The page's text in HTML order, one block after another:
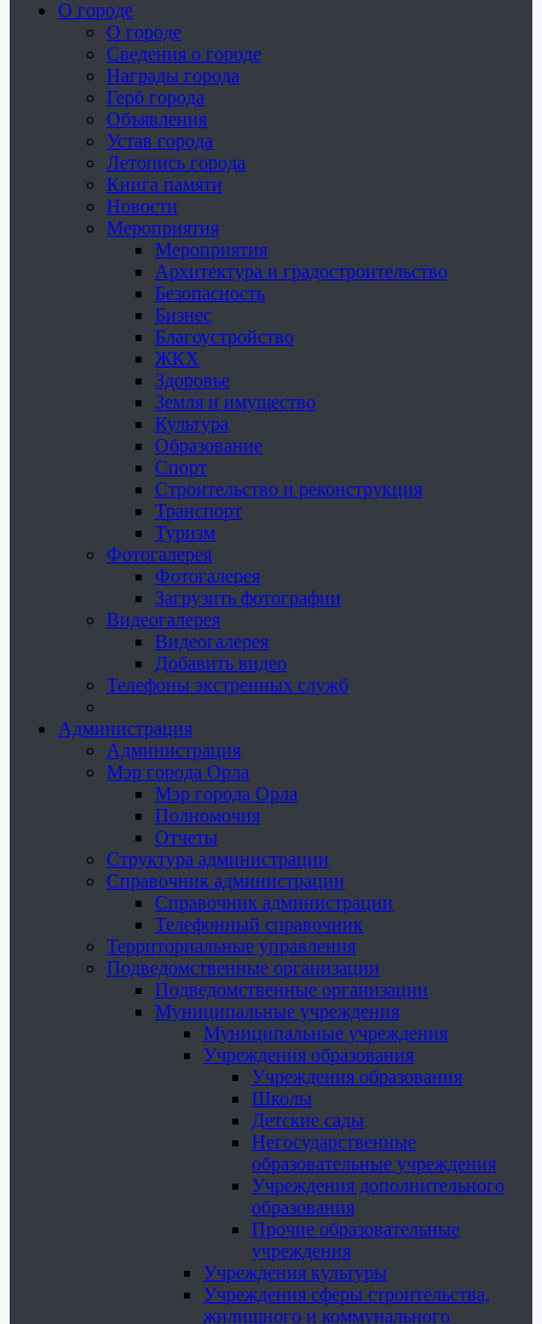
О городе
О городе
Сведения о городе
Награды города
Герб города
Объявления
Устав города
Летопись города
Книга памяти
Новости
Мероприятия
Мероприятия
Архитектура и градостроительство
Безопасность
Бизнес
Благоустройство
ЖКХ
Здоровье
Земля и имущество
Культура
Образование
Спорт
Строительство и реконструкция
Транспорт
Туризм
Фотогалерея
Фотогалерея
Загрузить фотографии
Видеогалерея
Видеогалерея
Добавить видео
Телефоны экстренных служб
Администрация
Администрация
Мэр города Орла
Мэр города Орла
Полномочия
Отчеты
Структура администрации
Справочник администрации
Справочник администрации
Телефонный справочник
Территориальные управления
Подведомственные организации
Подведомственные организации
Муниципальные учреждения
Муниципальные учреждения
Учреждения образования
Учреждения образования
Школы
Детские сады
Негосударственные
образовательные учреждения
Учреждения дополнительного
образования
Прочие образовательные
учреждения
Учреждения культуры
Учреждения сферы строительства,
жилищного и коммунального